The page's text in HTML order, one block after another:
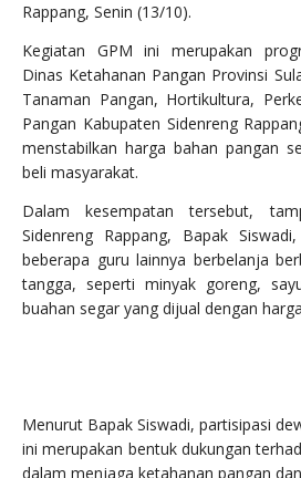
Rappang, Senin (13/10).
Kegiatan GPM ini merupakan
Dinas Ketahanan Pangan Provinsi
Tanaman Pangan, Hortikultura,
Pangan Kabupaten Sidenreng
menstabilkan harga bahan pangan
beli masyarakat.
Dalam kesempatan tersebut,
Sidenreng Rappang, Bapak
beberapa guru lainnya berbelanja
tangga, seperti minyak goreng,
buahan segar yang dijual dengan
Menurut Bapak Siswadi, partisipasi
ini merupakan bentuk dukungan
dalam menjaga ketahanan pangan